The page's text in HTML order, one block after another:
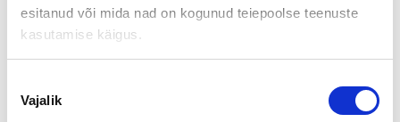
esitanud või mida nad on kogunud teiepoolse teenuste
kasutamise käigus.
valik
Vajalik
Irri Invest Oy on myynyt omistusosuutensa Refimex Machinery
Oy:stä Refimex Invest Oy:lle. Refimex Investin omistavat Mika